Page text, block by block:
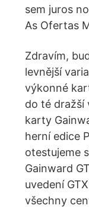
sem juros
As Ofertas
Zdravím,
levnější
výkonné
do té dražší
karty
herní edice
otestujeme
Gainward
uvedení
všechny